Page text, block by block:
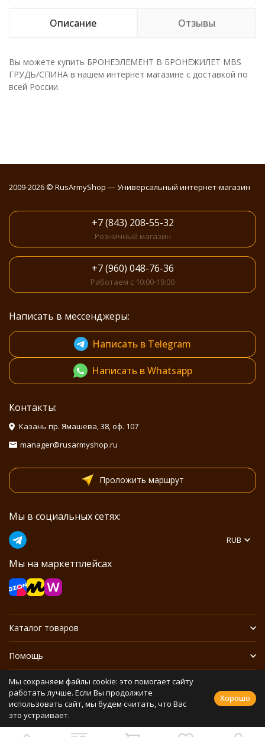
Описание Отзывы
Вы можете купить БРОНЕЭЛЕМЕНТ В БРОНЕЖИЛЕТ MBS
ГРУДЬ/СПИНА в нашем интернет магазине с доставкой по
всей России.
2009-2026 © RusArmyShop — Универсальный интернет-магазин
+7 (843) 208-55-32
Розничный магазин
+7 (960) 048-76-36
Работаем с 10:00-19:00
Написать в мессенджеры:
Написать в Telegram
Написать в Whatsapp
Контакты:
Казань пр. Ямашева, 38, оф. 107
manager@rusarmyshop.ru
Проложить маршрут
Мы в социальных сетях:
Мы на маркетплейсах
RUB
Каталог товаров
Помощь
Информация
Политика персональных данных
Мы сохраняем файлы cookie: это помогает сайту
работать лучше. Если Вы продолжите
использовать сайт, мы будем считать, что Вас
это устраивает.
Хорошо